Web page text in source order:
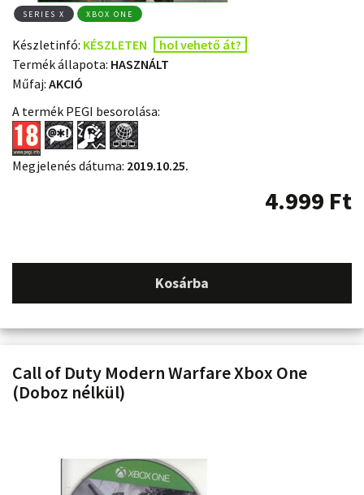
SERIES X XBOX ONE
Készletinfó: KÉSZLETEN
hol vehető át?
Termék állapota: HASZNÁLT
Műfaj: AKCIÓ
A termék PEGI besorolása:
Megjelenés dátuma: 2019.10.25.
4.999 Ft
Kosárba
Call of Duty Modern Warfare Xbox One
(Doboz nélkül)